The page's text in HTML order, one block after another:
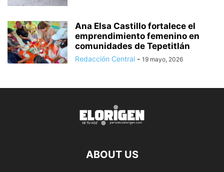
Ana Elsa Castillo fortalece el
emprendimiento femenino en
comunidades de Tepetitlán
Redacción Central - 19 mayo, 2026
ABOUT US